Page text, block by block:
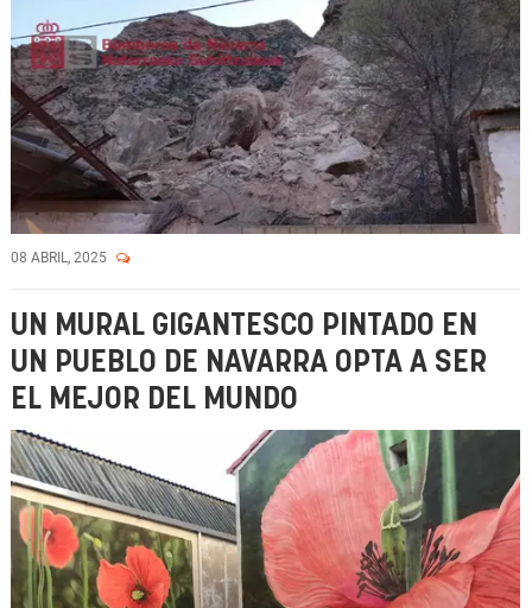
08 ABRIL, 2025
UN MURAL GIGANTESCO PINTADO EN
UN PUEBLO DE NAVARRA OPTA A SER
EL MEJOR DEL MUNDO